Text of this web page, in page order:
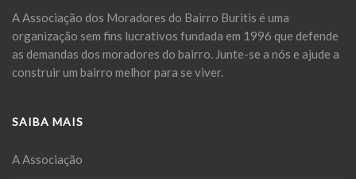
A Associação dos Moradores do Bairro Buritis é uma
organização sem fins lucrativos fundada em 1996 que defende
as demandas dos moradores do bairro. Junte-se a nós e ajude a
construir um bairro melhor para se viver.
SAIBA MAIS
A Associação